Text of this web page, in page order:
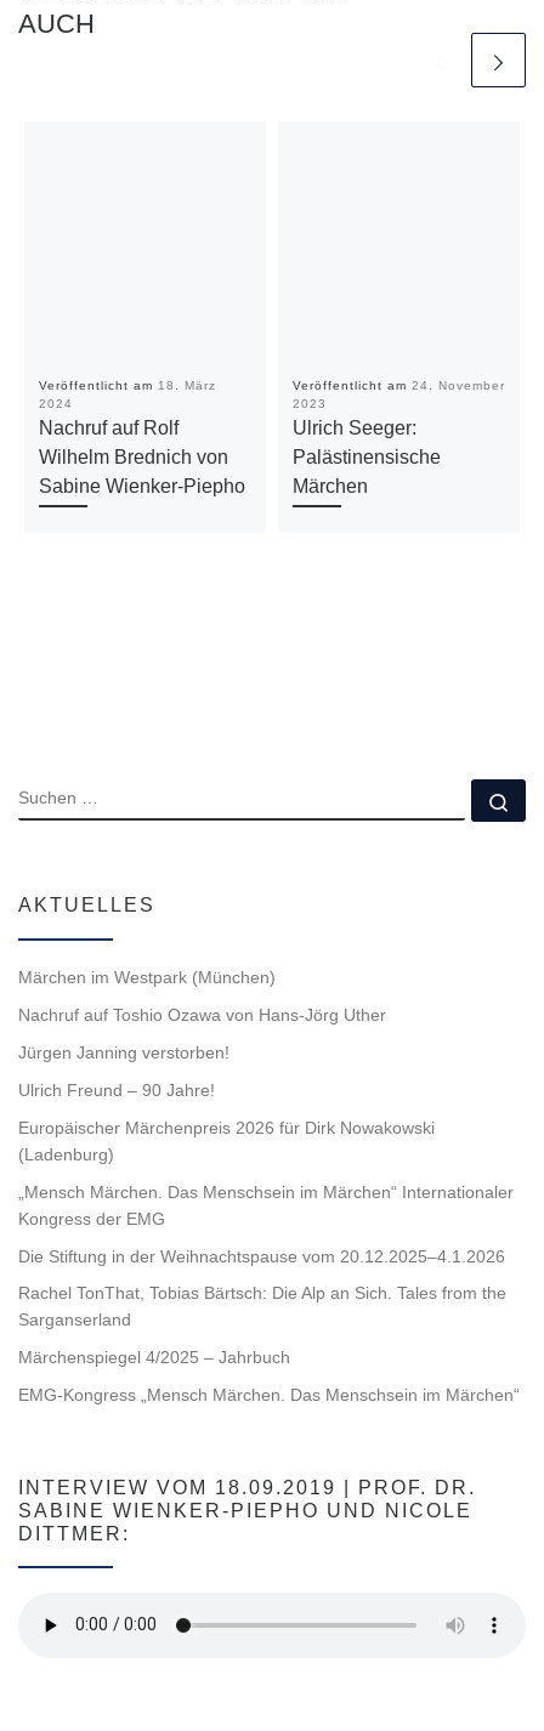
AUCH
Veröffentlicht am 18. März
2024
Nachruf auf Rolf
Wilhelm Brednich von
Sabine Wienker-Piepho
Veröffentlicht am 24. November
2023
Ulrich Seeger:
Palästinensische
Märchen
SUCHE
AKTUELLES
Märchen im Westpark (München)
Nachruf auf Toshio Ozawa von Hans-Jörg Uther
Jürgen Janning verstorben!
Ulrich Freund – 90 Jahre!
Europäischer Märchenpreis 2026 für Dirk Nowakowski
(Ladenburg)
„Mensch Märchen. Das Menschsein im Märchen“ Internationaler
Kongress der EMG
Die Stiftung in der Weihnachtspause vom 20.12.2025–4.1.2026
Rachel TonThat, Tobias Bärtsch: Die Alp an Sich. Tales from the
Sarganserland
Märchenspiegel 4/2025 – Jahrbuch
EMG-Kongress „Mensch Märchen. Das Menschsein im Märchen“
INTERVIEW VOM 18.09.2019 | PROF. DR.
SABINE WIENKER-PIEPHO UND NICOLE
DITTMER: